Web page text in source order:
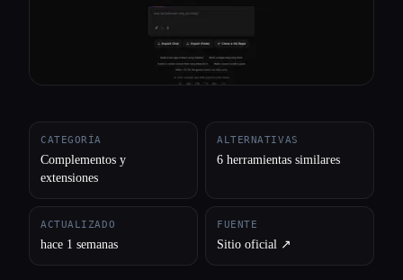
CATEGORÍA
Complementos y
extensiones
ALTERNATIVAS
6 herramientas similares
ACTUALIZADO
hace 1 semanas
FUENTE
Sitio oficial ↗︎